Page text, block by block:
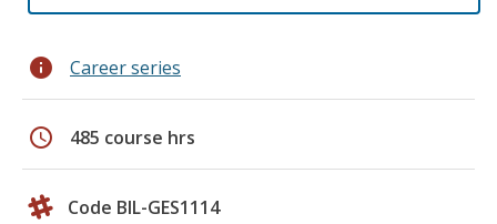
info Career series
schedule 485 course hrs
Code BIL-GES1114